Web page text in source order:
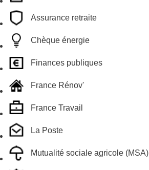
Assurance retraite
Chèque énergie
Finances publiques
France Rénov'
France Travail
La Poste
Mutualité sociale agricole (MSA)